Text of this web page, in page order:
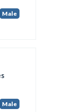
Male
Male